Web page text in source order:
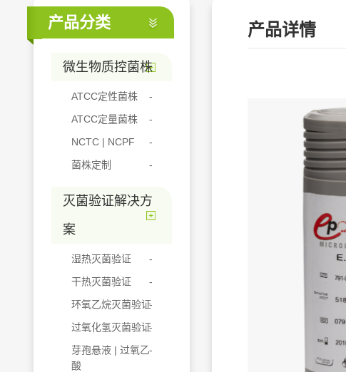
产品分类
微生物质控菌株
ATCC定性菌株
ATCC定量菌株
NCTC | NCPF
菌株定制
灭菌验证解决方
案
湿热灭菌验证
干热灭菌验证
环氧乙烷灭菌验证
过氧化氢灭菌验证
芽孢悬液 | 过氧乙
酸
产品详情